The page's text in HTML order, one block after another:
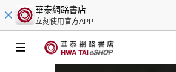
華泰網路書店
立刻使用官方APP